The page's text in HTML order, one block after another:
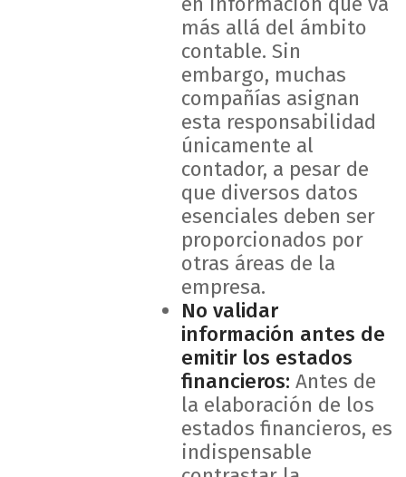
más allá del ámbito
contable. Sin
embargo, muchas
compañías asignan
esta responsabilidad
únicamente al
contador, a pesar de
que diversos datos
esenciales deben ser
proporcionados por
otras áreas de la
empresa.
No validar
información antes de
emitir los estados
financieros: Antes de
la elaboración de los
estados financieros, es
indispensable